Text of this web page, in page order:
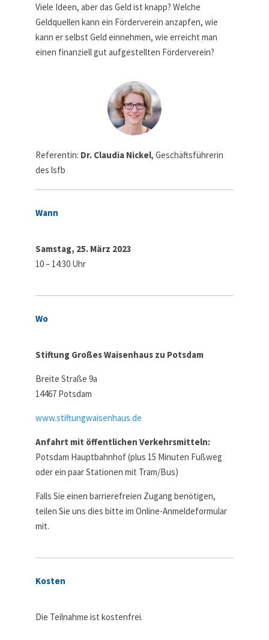
Viele Ideen, aber das Geld ist knapp? Welche
Geldquellen kann ein Förderverein anzapfen, wie
kann er selbst Geld einnehmen, wie erreicht man
einen finanziell gut aufgestellten Förderverein?
Referentin: Dr. Claudia Nickel, Geschäftsführerin
des lsfb
Wann
Samstag, 25. März 2023
10 – 14:30 Uhr
Wo
Stiftung Großes Waisenhaus zu Potsdam
Breite Straße 9a
14467 Potsdam
www.stiftungwaisenhaus.de
Anfahrt mit öffentlichen Verkehrsmitteln:
Potsdam Hauptbahnhof (plus 15 Minuten Fußweg
oder ein paar Stationen mit Tram/Bus)
Falls Sie einen barrierefreien Zugang benötigen,
teilen Sie uns dies bitte im Online-Anmeldeformular
mit.
Kosten
Die Teilnahme ist kostenfrei.